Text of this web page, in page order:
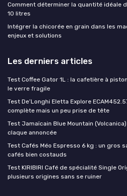
Comment déterminer la quantité idéale
10 litres
Intégrer la chicorée en grain dans les
enjeux et solutions
Les derniers articles
Test Coffee Gator 1L : la cafetière à
le verre fragile
Test De’Longhi Eletta Explore
complète mais un peu prise de tête
Test Jamaïcain Blue Mountain
claque annoncée
Test Cafés Méo Espresso 6 kg : un gros
cafés bien costauds
Test KIRIBIRI Café de spécialité Single
plusieurs origines sans se ruiner